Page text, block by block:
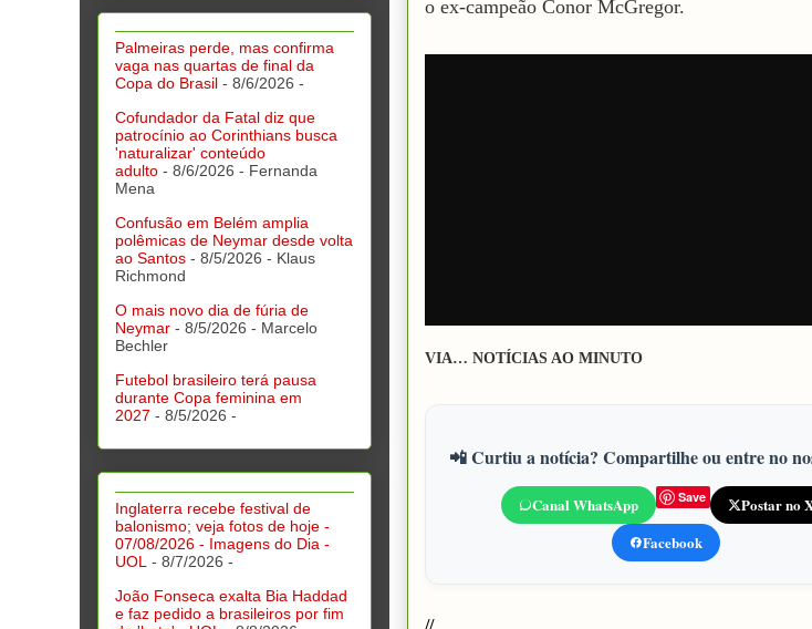
o ex-campeão Conor McGregor.
VIA… NOTÍCIAS AO MINUTO
📲 Curtiu a notícia? Compartilhe ou entre no
Canal WhatsApp Save
Postar no
Facebook
Palmeiras perde, mas confirma
vaga nas quartas de final da
Copa do Brasil - 8/6/2026 -
Cofundador da Fatal diz que
patrocínio ao Corinthians busca
'naturalizar' conteúdo
adulto - 8/6/2026 - Fernanda
Mena
Confusão em Belém amplia
polêmicas de Neymar desde volta
ao Santos - 8/5/2026 - Klaus
Richmond
O mais novo dia de fúria de
Neymar - 8/5/2026 - Marcelo
Bechler
Futebol brasileiro terá pausa
durante Copa feminina em
2027 - 8/5/2026 -
Inglaterra recebe festival de
balonismo; veja fotos de hoje -
07/08/2026 - Imagens do Dia -
UOL - 8/7/2026 -
João Fonseca exalta Bia Haddad
e faz pedido a brasileiros por fim